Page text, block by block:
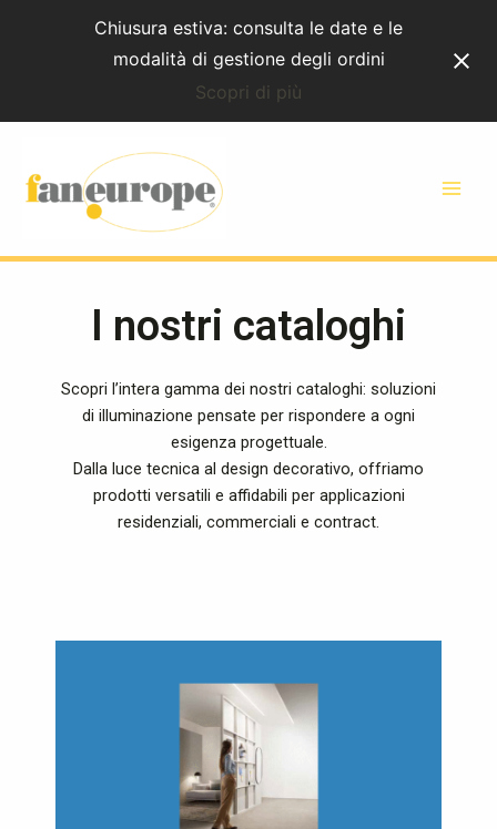
Chiusura estiva: consulta le date e le
modalità di gestione degli ordini
Scopri di più
I nostri cataloghi
Scopri l’intera gamma dei nostri cataloghi: soluzioni
di illuminazione pensate per rispondere a ogni
esigenza progettuale.
Dalla luce tecnica al design decorativo, offriamo
prodotti versatili e affidabili per applicazioni
residenziali, commerciali e contract.